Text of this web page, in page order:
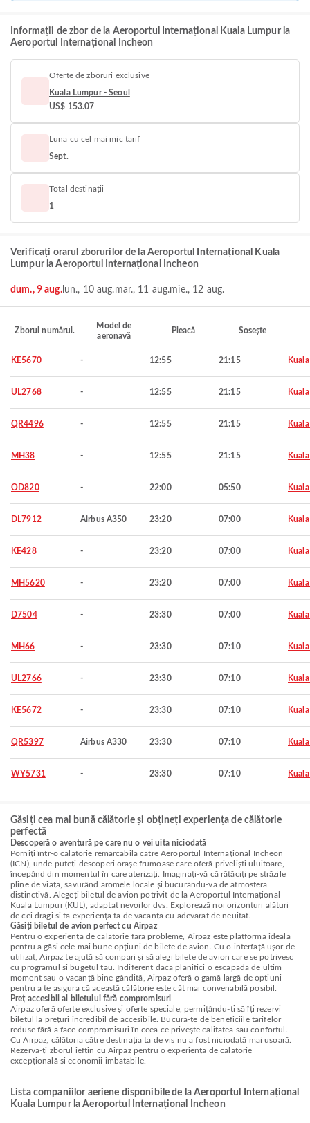
Informații de zbor de la Aeroportul Internațional Kuala Lumpur la
Aeroportul Internațional Incheon
Oferte de zboruri exclusive
Kuala Lumpur - Seoul
US$ 153.07
Luna cu cel mai mic tarif
Sept.
Total destinații
1
Verificați orarul zborurilor de la Aeroportul Internațional Kuala
Lumpur la Aeroportul Internațional Incheon
dum., 9 aug.lun., 10 aug.mar., 11 aug.mie., 12 aug.
Zborul numărul.
Model de
aeronavă
Pleacă Sosește
KE5670 - 12:55 21:15
UL2768 - 12:55 21:15
QR4496 - 12:55 21:15
MH38 - 12:55 21:15
OD820 - 22:00 05:50
DL7912 Airbus A350 23:20 07:00
KE428 - 23:20 07:00
MH5620 - 23:20 07:00
D7504 - 23:30 07:00
MH66 - 23:30 07:10
UL2766 - 23:30 07:10
KE5672 - 23:30 07:10
QR5397 Airbus A330 23:30 07:10
WY5731 - 23:30 07:10
Găsiți cea mai bună călătorie și obțineți experiența de călătorie
perfectă
Descoperă o aventură pe care nu o vei uita niciodată
Porniți într-o călătorie remarcabilă către Aeroportul Internațional Incheon
(ICN), unde puteți descoperi orașe frumoase care oferă priveliști uluitoare,
începând din momentul în care aterizați. Imaginați-vă că rătăciți pe străzile
pline de viață, savurând aromele locale și bucurându-vă de atmosfera
distinctivă. Alegeți biletul de avion potrivit de la Aeroportul Internațional
Kuala Lumpur (KUL), adaptat nevoilor dvs. Explorează noi orizonturi alături
de cei dragi și fă experiența ta de vacanță cu adevărat de neuitat.
Găsiți biletul de avion perfect cu Airpaz
Pentru o experiență de călătorie fără probleme, Airpaz este platforma ideală
pentru a găsi cele mai bune opțiuni de bilete de avion. Cu o interfață ușor de
utilizat, Airpaz te ajută să compari și să alegi bilete de avion care se potrivesc
cu programul și bugetul tău. Indiferent dacă planifici o escapadă de ultim
moment sau o vacanță bine gândită, Airpaz oferă o gamă largă de opțiuni
pentru a te asigura că această călătorie este cât mai convenabilă posibil.
Preț accesibil al biletului fără compromisuri
Airpaz oferă oferte exclusive și oferte speciale, permițându-ți să îți rezervi
biletul la prețuri incredibil de accesibile. Bucură-te de beneficiile tarifelor
reduse fără a face compromisuri în ceea ce privește calitatea sau confortul.
Cu Airpaz, călătoria către destinația ta de vis nu a fost niciodată mai ușoară.
Rezervă-ți zborul ieftin cu Airpaz pentru o experiență de călătorie
excepțională și economii imbatabile.
Lista companiilor aeriene disponibile de la Aeroportul Internațional
Kuala Lumpur la Aeroportul Internațional Incheon